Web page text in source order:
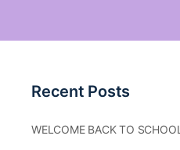
Recent Posts
WELCOME BACK TO SCHOOL